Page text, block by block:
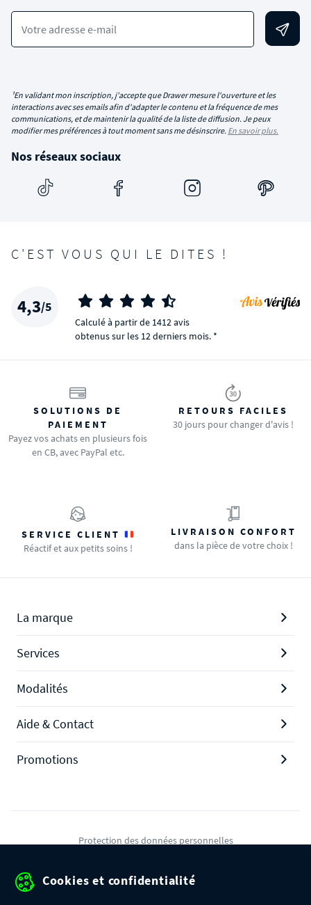
Votre adresse e-mail
¹En validant mon inscription, j'accepte que Drawer mesure l'ouverture et les
interactions avec ses emails afin d'adapter le contenu et la fréquence de mes
communications, et de maintenir la qualité de la liste de diffusion. Je peux
modifier mes préférences à tout moment sans me désinscrire. En savoir plus.
Nos réseaux sociaux
C'EST VOUS QUI LE DITES !
4,3/5
Calculé à partir de 1412 avis
obtenus sur les 12 derniers mois. *
SOLUTIONS DE
PAIEMENT
Payez vos achats en plusieurs fois
en CB, avec PayPal etc.
RETOURS FACILES
30 jours pour changer d'avis !
SERVICE CLIENT
Réactif et aux petits soins !
LIVRAISON CONFORT
dans la pièce de votre choix !
La marque
Services
Modalités
Aide & Contact
Promotions
Protection des données personnelles
Cookies et confidentialité